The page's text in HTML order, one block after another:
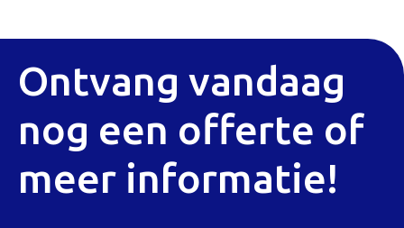
Ontvang vandaag
nog een offerte of
meer informatie!